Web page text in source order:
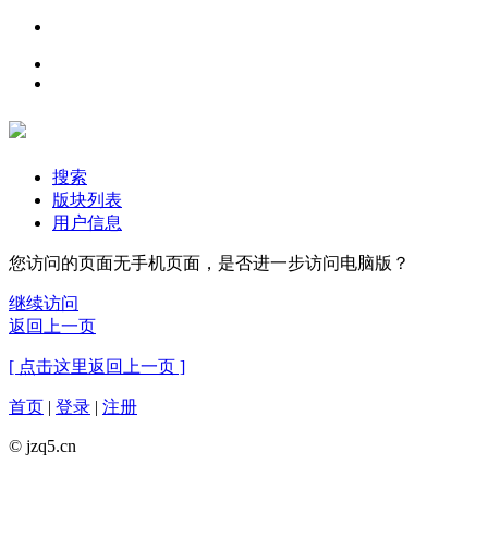
搜索
版块列表
用户信息
您访问的页面无手机页面，是否进一步访问电脑版？
继续访问
返回上一页
[ 点击这里返回上一页 ]
首页 | 登录 | 注册
© jzq5.cn